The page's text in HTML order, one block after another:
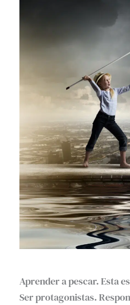
Aprender a pescar. Esta
Ser protagonistas.